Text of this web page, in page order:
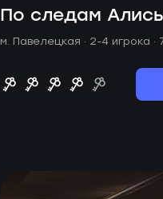
По следам
м. Павелецкая · 2-4 игрока ·